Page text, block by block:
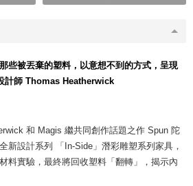
些被丟棄的塑料，以意想不到的方式，呈現
計師 Thomas Heatherwick
和 Magis 繼共同創作話題之作 Spun 陀
新設計系列 「In-Side」潛彩雕塑系列家具，
料實驗，最終將回收塑料「翻轉」，揭示內